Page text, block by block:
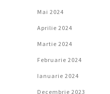
Mai 2024
Aprilie 2024
Martie 2024
Februarie 2024
Ianuarie 2024
Decembrie 2023